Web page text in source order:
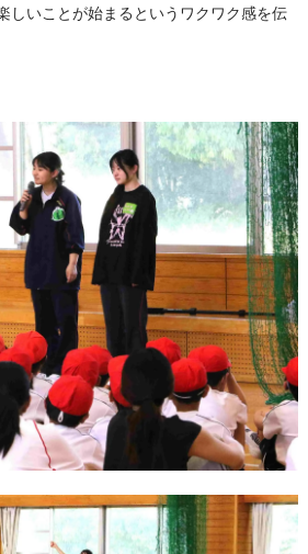
しいことが始まるというワクワク感を伝